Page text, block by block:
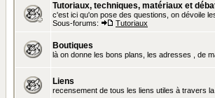
Tutoriaux, techniques, matériaux et
c'est ici qu'on pose des questions, on dévoile
Sous-forums:
Tutoriaux
Boutiques
là on donne les bons plans, les adresses , de
Liens
recensement de tous les liens utiles à travers